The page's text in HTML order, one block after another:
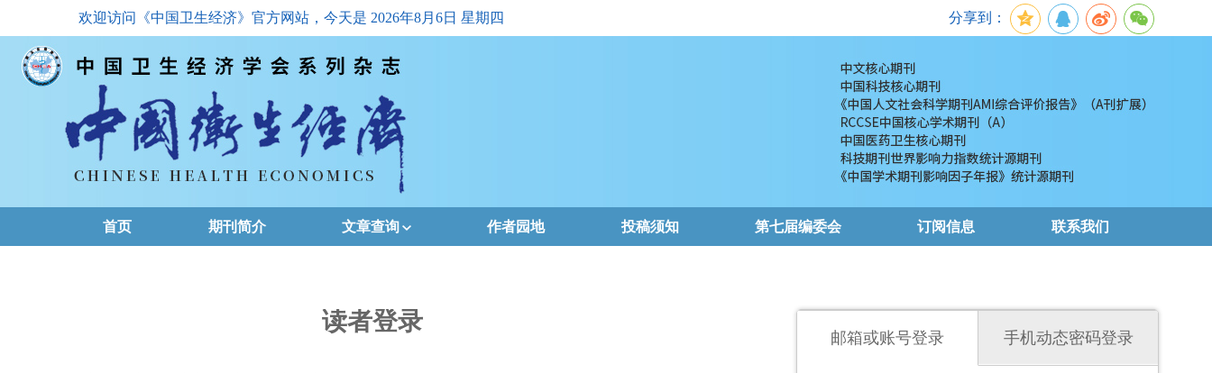
欢迎访问《中国卫生经济》官方网站，今天是 2026年8月6日 星期四 分享到：
首页 期刊简介 文章查询 作者园地 投稿须知 第七届编委会 订阅信息 联系我们
读者登录
邮箱或账号登录 手机动态密码登录